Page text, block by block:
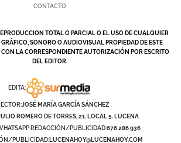
CONTACTO
TOTAL O PARCIAL O EL USO DE CUALQUIER
SONORO O AUDIOVISUAL PROPIEDAD DE ESTE
CON LA CORRESPONDIENTE AUTORIZACIÓN POR ESCRITO
DEL EDITOR.
EDITA:
JOSÉ MARÍA GARCÍA SÁNCHEZ
ROMERO DE TORRES, 21. LOCAL 5. LUCENA
REDACCIÓN/PUBLICIDAD:676 286 936
PUBLICIDAD:LUCENAHOY@LUCENAHOY.COM